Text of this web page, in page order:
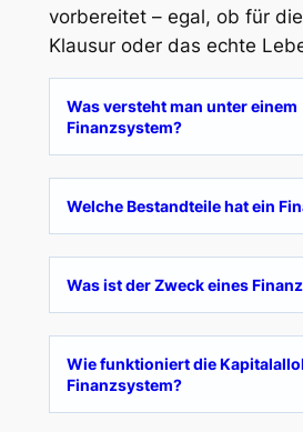
vorbereitet – egal, ob für
Klausur oder das echte
Was versteht man unter einem
Finanzsystem?
Welche Bestandteile hat ein
Was ist der Zweck eines
Wie funktioniert die
Finanzsystem?